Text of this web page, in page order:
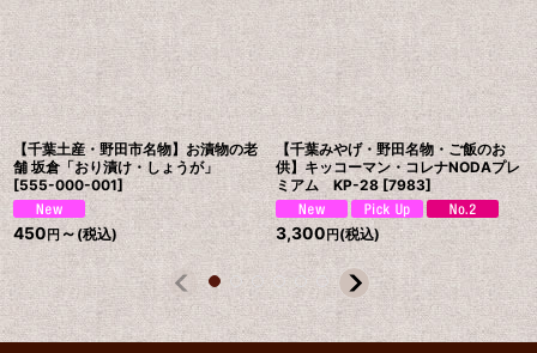
【千葉土産・野田市名物】お漬物の老
舗 坂倉「おり漬け・しょうが」
[555-000-001]
450 円 ～(税込)
【千葉みやげ・野田名物・ご飯のお
供】キッコーマン・コレナNODAプレ
ミアム KP-28 [7983]
3,300 円(税込)